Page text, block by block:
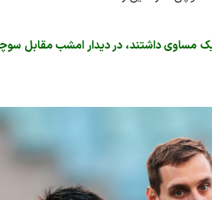
یک مساوی داشتند، در دیدار امشب مقابل